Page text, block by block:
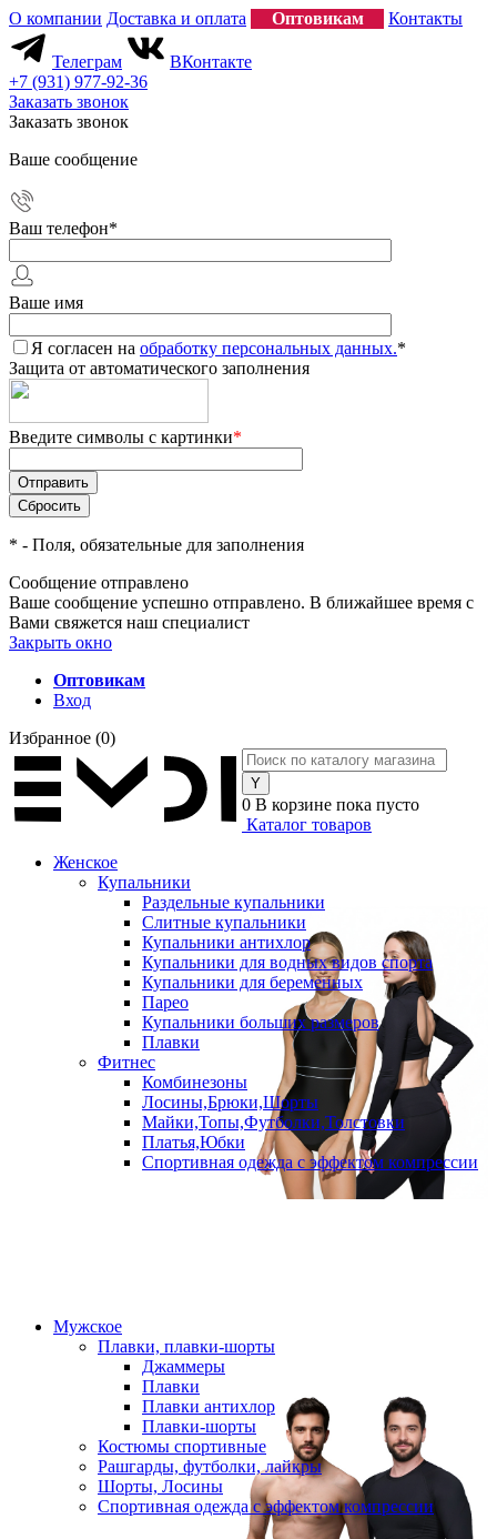
О компании Доставка и оплата Оптовикам Контакты
Телеграм
ВКонтакте
+7 (931) 977-92-36
Заказать звонок
Заказать звонок
Ваше сообщение
Ваш телефон*
Ваше имя
Я согласен на обработку персональных данных.*
Защита от автоматического заполнения
Введите символы с картинки*
* - Поля, обязательные для заполнения
Сообщение отправлено
Ваше сообщение успешно отправлено. В ближайшее время с
Вами свяжется наш специалист
Закрыть окно
Оптовикам
Вход
Избранное (0)
0 В корзине пока пусто
Каталог товаров
Женское
Купальники
Раздельные купальники
Слитные купальники
Купальники антихлор
Купальники для водных видов спорта
Купальники для беременных
Парео
Купальники больших размеров
Плавки
Фитнес
Комбинезоны
Лосины,Брюки,Шорты
Майки,Топы,Футболки,Толстовки
Платья,Юбки
Спортивная одежда с эффектом компрессии
Мужское
Плавки, плавки-шорты
Джаммеры
Плавки
Плавки антихлор
Плавки-шорты
Костюмы спортивные
Рашгарды, футболки, лайкры
Шорты, Лосины
Спортивная одежда с эффектом компрессии